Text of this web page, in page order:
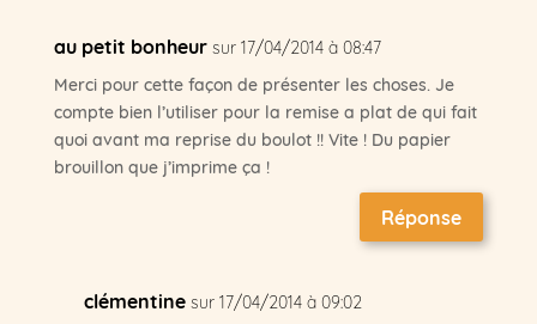
au petit bonheur sur 17/04/2014 à 08:47
Merci pour cette façon de présenter les choses. Je
compte bien l’utiliser pour la remise a plat de qui fait
quoi avant ma reprise du boulot !! Vite ! Du papier
brouillon que j’imprime ça !
Réponse
clémentine sur 17/04/2014 à 09:02